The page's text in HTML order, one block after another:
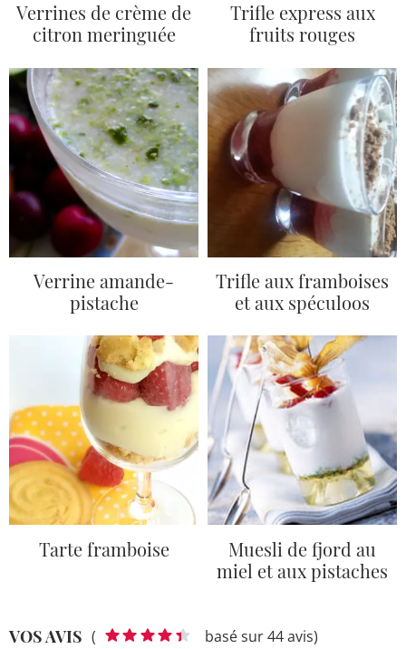
Verrines de crème de
citron meringuée
Trifle express aux
fruits rouges
Verrine amande-
pistache
Trifle aux framboises
et aux spéculoos
Tarte framboise
Muesli de fjord au
miel et aux pistaches
VOS AVIS ( basé sur 44 avis)